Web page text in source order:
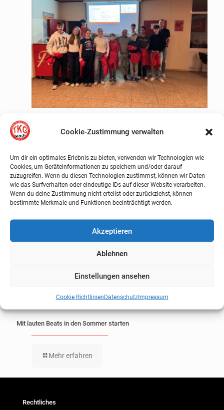
Cookie-Zustimmung verwalten
Um dir ein optimales Erlebnis zu bieten, verwenden wir Technologien wie
Cookies, um Geräteinformationen zu speichern und/oder darauf
zuzugreifen. Wenn du diesen Technologien zustimmst, können wir Daten
wie das Surfverhalten oder eindeutige IDs auf dieser Website verarbeiten.
Wenn du deine Zustimmung nicht erteilst oder zurückziehst, können
bestimmte Merkmale und Funktionen beeinträchtigt werden.
Akzeptieren
Ablehnen
Einstellungen ansehen
Cookie RichtlinienDatenschutzImpressum
Positive Jahresaussicht
Mehr erfahren
Mit lauten Beats in den Sommer starten
Mehr erfahren
Rechtliches